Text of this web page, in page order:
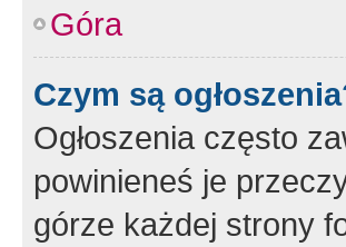
Góra
Czym są
Ogłoszenia często
powinieneś je
górze każdej strony